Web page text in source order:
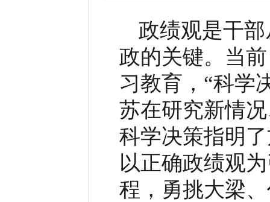
政绩观是干
政的关键。当
习教育， “科学
苏在研究新情
科学决策指明
以正确政绩观
程，勇挑大梁